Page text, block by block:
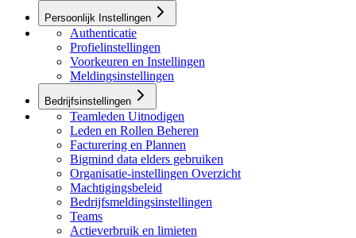
Persoonlijk Instellingen
Authenticatie
Profielinstellingen
Voorkeuren en Instellingen
Meldingsinstellingen
Bedrijfsinstellingen
Teamleden Uitnodigen
Leden en Rollen Beheren
Facturering en Plannen
Bigmind data elders gebruiken
Organisatie-instellingen Overzicht
Machtigingsbeleid
Bedrijfsmeldingsinstellingen
Teams
Actieverbruik en limieten